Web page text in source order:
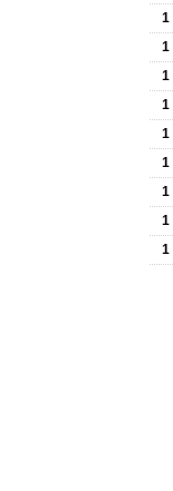
1
1
1
1
1
1
1
1
1